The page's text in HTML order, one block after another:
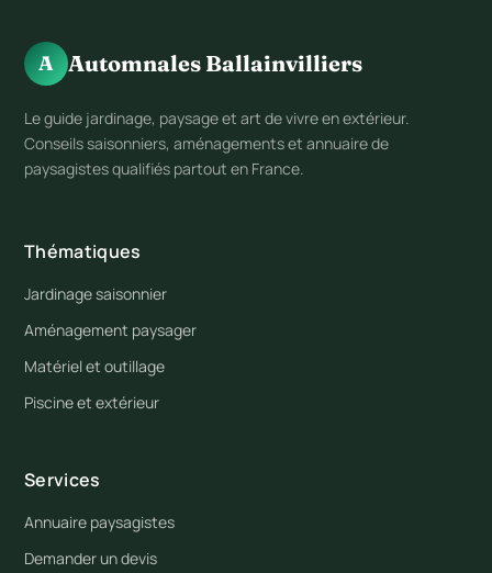
A Automnales Ballainvilliers
Le guide jardinage, paysage et art de vivre en extérieur.
Conseils saisonniers, aménagements et annuaire de
paysagistes qualifiés partout en France.
Thématiques
Jardinage saisonnier
Aménagement paysager
Matériel et outillage
Piscine et extérieur
Services
Annuaire paysagistes
Demander un devis